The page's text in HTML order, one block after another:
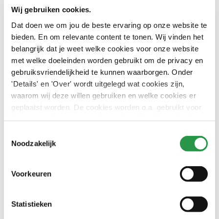
Wij gebruiken cookies.
Dat doen we om jou de beste ervaring op onze website te
bieden. En om relevante content te tonen. Wij vinden het
belangrijk dat je weet welke cookies voor onze website
met welke doeleinden worden gebruikt om de privacy en
gebruiksvriendelijkheid te kunnen waarborgen. Onder
'Details' en 'Over' wordt uitgelegd wat cookies zijn,
waarom wij deze willen gebruiken en welke cookies er
geplaatst worden. De cookies worden o.a. gebruikt voor
Noodzakelijk
Voorkeuren
Statistieken
Onze keurmerken
Dat we op de goede weg zijn, bewijzen onze
kwaliteitsstempels. We zijn trots op onze certificeringen
die aantonen dat onze groene basis staat als een huis.
Wat dacht je van de CO₂ Prestatieladder en ISO-normen?
Maar ook op onze commitments als de Green Deal
Parijs (SBTi) zijn we trots.
Internationale milieunorm ISO 14001
NEN-ISO 26000:2010 zelfverklaring